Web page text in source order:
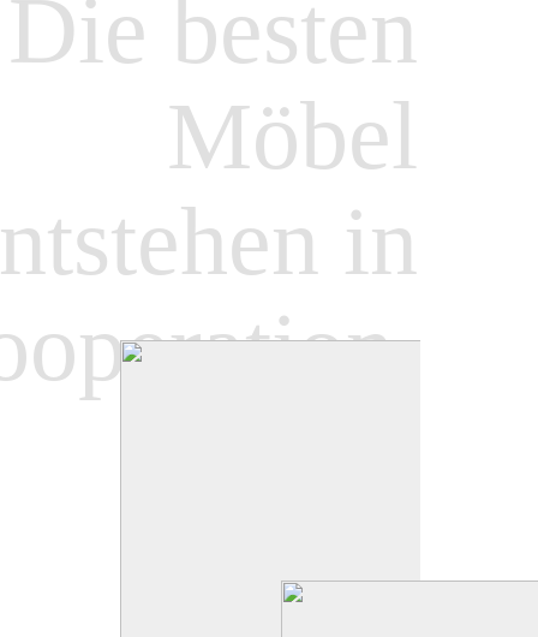
Sie brauchen einen designaffinen und
verlässlichen Partner für Ihr Innenaus­
gesamtheitlich und gewerkübergreifend. Damit
Sie Zeit für andere Dinge haben.
Die besten
Möbel
in